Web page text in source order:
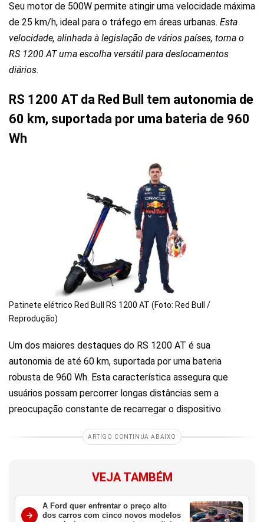
Seu motor de 500W permite atingir uma velocidade máxima
de 25 km/h, ideal para o tráfego em áreas urbanas. Esta
velocidade, alinhada à legislação de vários países, torna o
RS 1200 AT uma escolha versátil para deslocamentos
diários.
RS 1200 AT da Red Bull tem autonomia de
60 km, suportada por uma bateria de 960
Wh
Patinete elétrico Red Bull RS 1200 AT (Foto: Red Bull /
Reprodução)
Um dos maiores destaques do RS 1200 AT é sua
autonomia de até 60 km, suportada por uma bateria
robusta de 960 Wh. Esta característica assegura que
usuários possam percorrer longas distâncias sem a
preocupação constante de recarregar o dispositivo.
ARTIGO CONTINUA ABAIXO
VEJA TAMBÉM
A Ford quer enfrentar o preço alto
dos carros com cinco novos modelos